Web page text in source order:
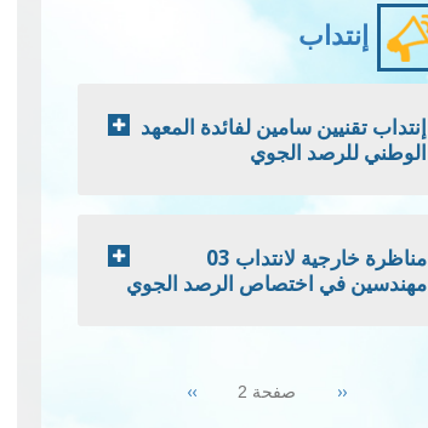
إنتداب
إنتداب تقنيين سامين لفائدة المعهد
الوطني للرصد الجوي
مناظرة خارجية لانتداب 03
مهندسين في اختصاص الرصد الجوي
Previous
‹‹ صفحة 2 Next
››